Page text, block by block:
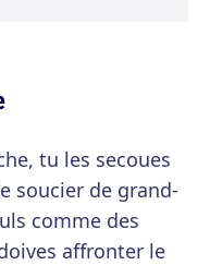
tu les secoues
soucier de grand-
comme des
affronter le